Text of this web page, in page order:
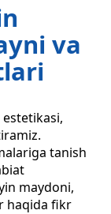
va
tanish
maydoni,
haqida fikr